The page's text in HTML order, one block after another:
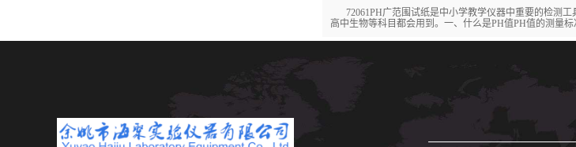
72061PH广范围试纸是中小学教学仪器中重要的检测
高中生物等科目都会用到。一、什么是PH值PH值的测量标